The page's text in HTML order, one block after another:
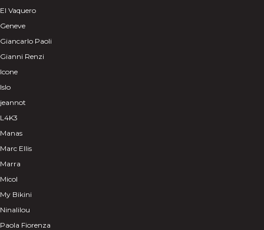
El Vaquero
Geneve
Giancarlo Paoli
Gianni Renzi
Icone
Islo
jeannot
L4K3
Manas
Marc Ellis
Marra
Micol
My Bikini
Ninalilou
Paola Fiorenza